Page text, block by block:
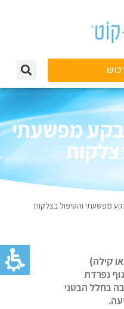
מפשעתי
מפשעתי והטיפול בצלקות
קילה)
נפרדת
בחלל הבטני